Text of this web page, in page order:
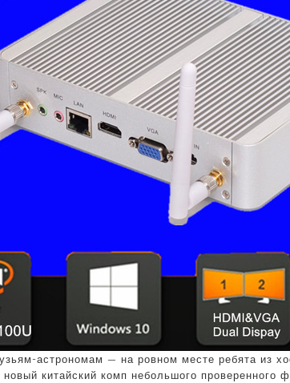
астрономам — на ровном месте ребята из
китайский комп небольшого проверенного